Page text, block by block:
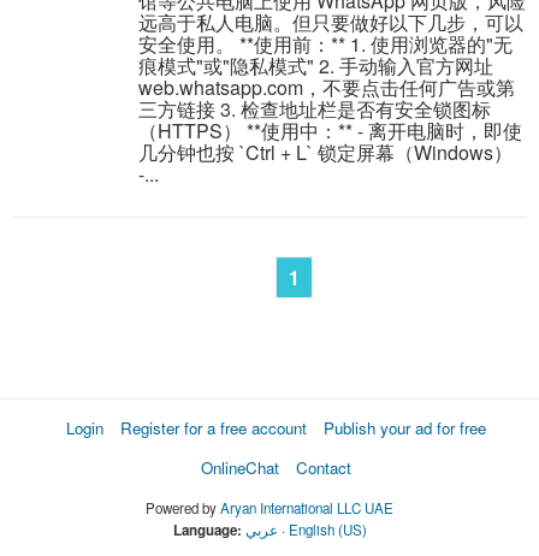
远高于私人电脑。但只要做好以下几步，可以
安全使用。 **使用前：** 1. 使用浏览器的"无
痕模式"或"隐私模式" 2. 手动输入官方网址
web.whatsapp.com，不要点击任何广告或第
三方链接 3. 检查地址栏是否有安全锁图标
（HTTPS） **使用中：** - 离开电脑时，即使
几分钟也按 `Ctrl + L` 锁定屏幕（Windows）
-...
1
Login Register for a free account
Publish your ad for free
OnlineChat
Contact
Powered byAryan International LLC UAE
Language: عربي · English (US)